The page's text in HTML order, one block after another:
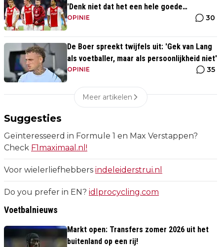
'Denk niet dat het een hele goede
verdediger is'
OPINIE 30
De Boer spreekt twijfels uit: 'Gek van Lang
als voetballer, maar als persoonlijkheid niet'
OPINIE 35
Meer artikelen
Suggesties
Geïnteresseerd in Formule 1 en Max Verstappen?
Check F1maximaal.nl!
Voor wielerliefhebbers indeleiderstrui.nl
Do you prefer in EN? idlprocycling.com
Voetbalnieuws
Markt open: Transfers zomer 2026 uit het
buitenland op een rij!